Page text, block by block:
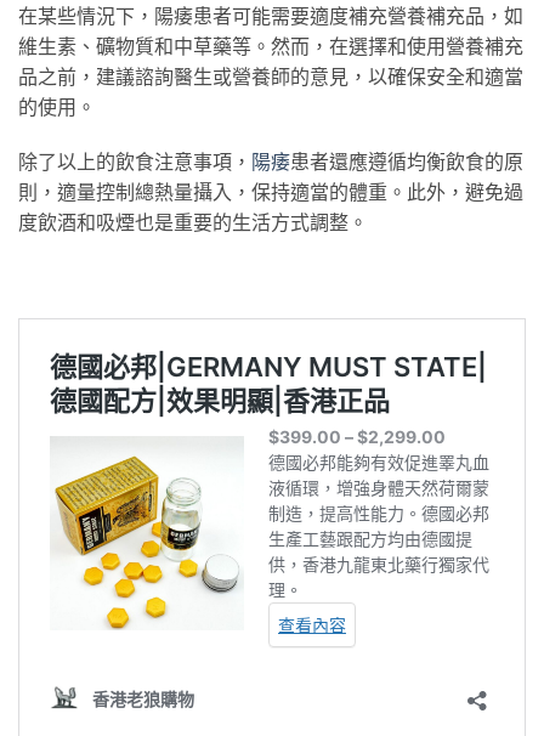
在某些情況下，陽痿患者可能需要適度補充營養補充品，如
維生素、礦物質和中草藥等。然而，在選擇和使用營養補充
品之前，建議諮詢醫生或營養師的意見，以確保安全和適當
的使用。
除了以上的飲食注意事項， 陽痿患者還應遵循均衡飲食的原
則，適量控制總熱量攝入，保持適當的體重。此外，避免過
度飲酒和吸煙也是重要的生活方式調整。